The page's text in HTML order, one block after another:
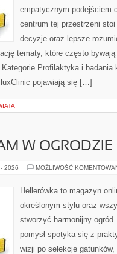
empatycznym podejściem
centrum tej przestrzeni
decyzje oraz lepsze
tematy, które często
Profilaktyka i badania
pojawiają się […]
W OGRODZIE
2026 MOŻLIWOŚĆ
Hellerówka to magazyn
określonym stylu oraz
stworzyć harmonijny
pomysł spotyka się z
wizji po selekcję